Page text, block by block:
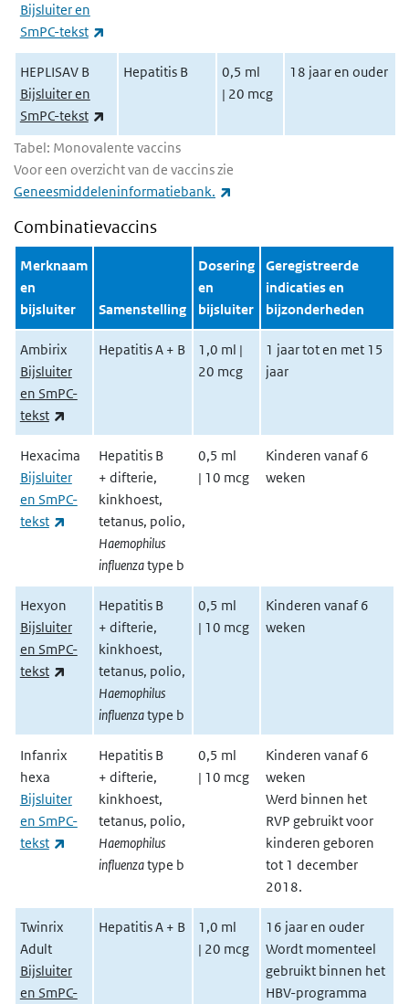
Tabel: Monovalente vaccins
Voor een overzicht van de vaccins zie
Geneesmiddeleninformatiebank.
Bijsluiter en
SmPC-tekst
HEPLISAV B
Bijsluiter en
SmPC-tekst
Hepatitis B
0,5 ml
| 20 mcg
18 jaar en ouder
Combinatievaccins
Merknaam
en
bijsluiter
Samenstelling
Dosering
en
bijsluiter
Geregistreerde
indicaties en
bijzonderheden
Ambirix
Bijsluiter
en SmPC-
tekst
Hepatitis A + B
1,0 ml |
20 mcg
1 jaar tot en met 15
jaar
Hexacima
Bijsluiter
en SmPC-
tekst
(externe link)
Hepatitis B
+ difterie,
kinkhoest,
tetanus, polio,
Haemophilus
influenzatype b
0,5 ml
| 10 mcg
Kinderen vanaf 6
weken
Hexyon
Bijsluiter
en SmPC-
tekst
(externe link)
Hepatitis B
+ difterie,
kinkhoest,
tetanus, polio,
Haemophilus
influenzatype b
0,5 ml
| 10 mcg
Kinderen vanaf 6
weken
Infanrix
hexa
Bijsluiter
en SmPC-
tekst
(externe link)
Hepatitis B
+ difterie,
kinkhoest,
tetanus, polio,
Haemophilus
influenzatype b
0,5 ml
| 10 mcg
Kinderen vanaf 6
weken
Werd binnen het
RVP gebruikt voor
kinderen geboren
tot 1 december
2018.
Twinrix
Adult
Bijsluiter
en SmPC-
Hepatitis A + B
1,0 ml
| 20 mcg
16 jaar en ouder
Wordt momenteel
gebruikt binnen het
HBV-programma